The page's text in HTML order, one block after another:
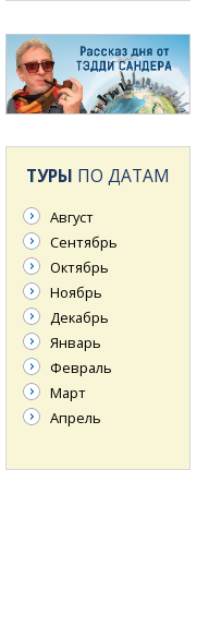
ТУРЫ ПО ДАТАМ
Август
Сентябрь
Октябрь
Ноябрь
Декабрь
Январь
Февраль
Март
Апрель